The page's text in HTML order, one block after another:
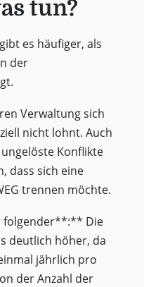
tun?
es häufiger, als
der
Verwaltung sich
nicht lohnt. Auch
Konflikte
dass sich eine
trennen möchte.
folgender**:** Die
deutlich höher, da
jährlich pro
der Anzahl der